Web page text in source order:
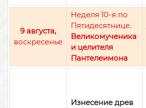
9 августа,
воскресенье
Неделя 10-я по
Пятидесятнице.
Великомученика
и целителя
Пантелеимона
Изнесение древ